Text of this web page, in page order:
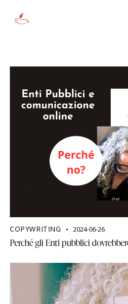
COPYWRITING 2024-06-26
Perché gli Enti pubblici